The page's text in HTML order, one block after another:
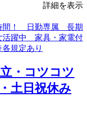
詳細を表示
・コツコツ
土日祝休み